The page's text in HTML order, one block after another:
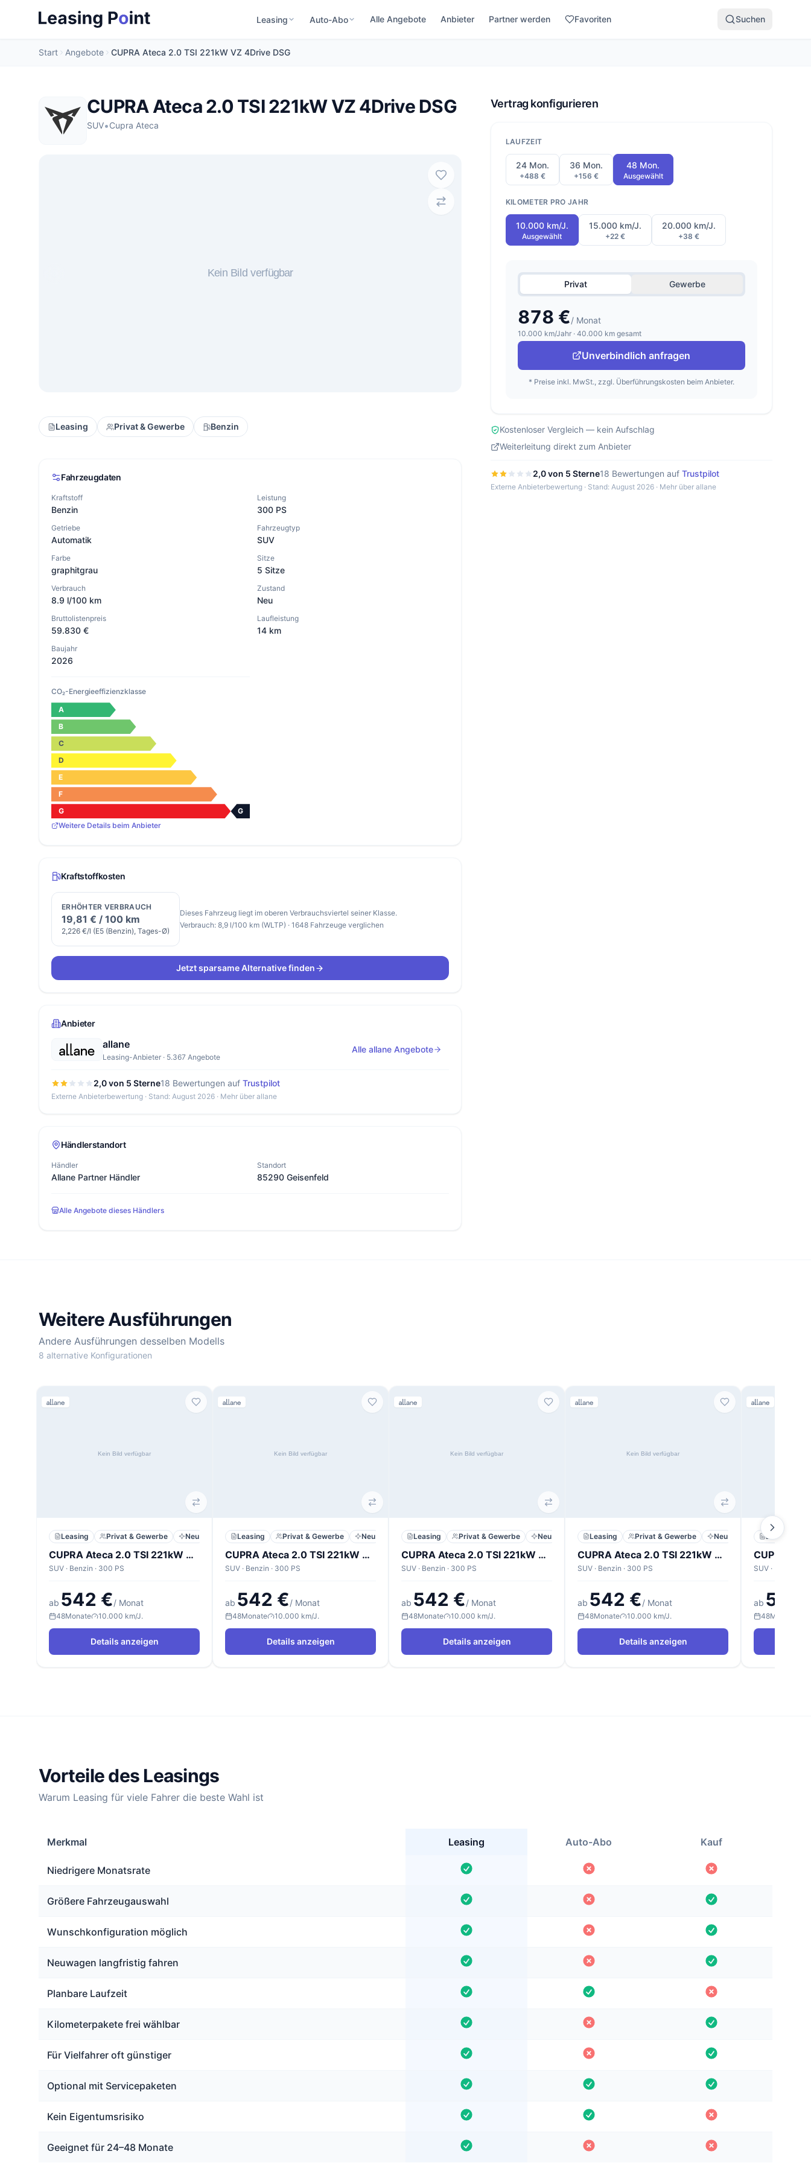
Leasing Auto-Abo Alle Angebote Anbieter Partner werden Favoriten Suchen
Start Angebote CUPRA Ateca 2.0 TSI 221kW VZ 4Drive DSG
CUPRA Ateca 2.0 TSI 221kW VZ 4Drive DSG
SUV•Cupra Ateca
Leasing Privat & Gewerbe Benzin
Vertrag konfigurieren
LAUFZEIT
24 Mon.
+488 €
36 Mon.
+156 €
48 Mon.
Ausgewählt
KILOMETER PRO JAHR
10.000 km/J.
Ausgewählt
15.000 km/J.
+22 €
20.000 km/J.
+38 €
Privat Gewerbe
878 €/ Monat
10.000 km/Jahr · 40.000 km gesamt
Unverbindlich anfragen
* Preise inkl. MwSt., zzgl. Überführungskosten beim Anbieter.
Kostenloser Vergleich — kein Aufschlag
Weiterleitung direkt zum Anbieter
2,0 von 5 Sterne18 Bewertungen auf Trustpilot
Externe Anbieterbewertung · Stand: August 2026 · Mehr über allane
Fahrzeugdaten
Kraftstoff
Benzin
Leistung
300 PS
Getriebe
Automatik
Fahrzeugtyp
SUV
Farbe
graphitgrau
Sitze
5 Sitze
Verbrauch
8.9 l/100 km
Zustand
Neu
Bruttolistenpreis
59.830 €
Laufleistung
14 km
Baujahr
2026
CO₂-Energieeffizienzklasse
A
B
C
D
E
F
G
G
Weitere Details beim Anbieter
Kraftstoffkosten
ERHÖHTER VERBRAUCH
19,81 € / 100 km
2,226 €/l (E5 (Benzin), Tages-Ø)
Dieses Fahrzeug liegt im oberen Verbrauchsviertel seiner Klasse.
Verbrauch: 8,9 l/100 km (WLTP) · 1648 Fahrzeuge verglichen
Jetzt sparsame Alternative finden
Anbieter
allane
Leasing-Anbieter · 5.367 Angebote
Alle allane Angebote
2,0 von 5 Sterne18 Bewertungen auf Trustpilot
Externe Anbieterbewertung · Stand: August 2026 · Mehr über allane
Händlerstandort
Händler
Allane Partner Händler
Standort
85290 Geisenfeld
Alle Angebote dieses Händlers
Weitere Ausführungen
Andere Ausführungen desselben Modells
8 alternative Konfigurationen
Leasing Privat & Gewerbe Neu
CUPRA Ateca 2.0 TSI 221kW VZ 4Drive DSG
SUV · Benzin · 300 PS
ab 542 €/ Monat
48Monate 10.000 km/J.
Details anzeigen
Leasing Privat & Gewerbe Neu
CUPRA Ateca 2.0 TSI 221kW VZ 4Drive DSG
SUV · Benzin · 300 PS
ab 542 €/ Monat
48Monate 10.000 km/J.
Details anzeigen
Leasing Privat & Gewerbe Neu
CUPRA Ateca 2.0 TSI 221kW VZ 4Drive DSG
SUV · Benzin · 300 PS
ab 542 €/ Monat
48Monate 10.000 km/J.
Details anzeigen
Leasing Privat & Gewerbe Neu
CUPRA Ateca 2.0 TSI 221kW VZ 4Drive DSG
SUV · Benzin · 300 PS
ab 542 €/ Monat
48Monate 10.000 km/J.
Details anzeigen
Leasing
SUV · Benzin ·
ab 542
48Monate
Vorteile des Leasings
Warum Leasing für viele Fahrer die beste Wahl ist
Merkmal Leasing Auto-Abo Kauf
Niedrigere Monatsrate
Größere Fahrzeugauswahl
Wunschkonfiguration möglich
Neuwagen langfristig fahren
Planbare Laufzeit
Kilometerpakete frei wählbar
Für Vielfahrer oft günstiger
Optional mit Servicepaketen
Kein Eigentumsrisiko
Geeignet für 24–48 Monate